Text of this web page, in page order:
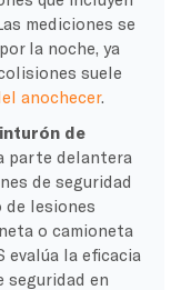
mediciones se
la noche, ya
suele
anochecer.
de
parte delantera
de seguridad
de lesiones
o camioneta
evalúa la eficacia
en